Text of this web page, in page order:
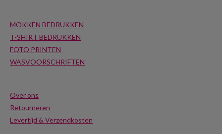
MOKKEN BEDRUKKEN
T-SHIRT BEDRUKKEN
FOTO PRINTEN
WASVOORSCHRIFTEN
Over ons
Retourneren
Levertijd & Verzendkosten